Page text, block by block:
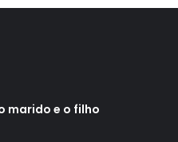
marido e o filho